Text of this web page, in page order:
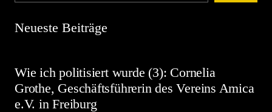
Neueste Beiträge
Wie ich politisiert wurde (3): Cornelia
Grothe, Geschäftsführerin des Vereins Amica
e.V. in Freiburg